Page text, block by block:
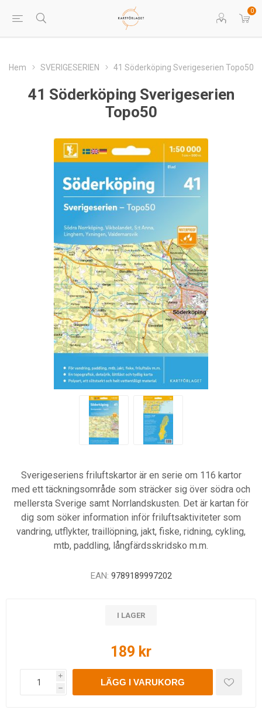
0
Hem SVERIGESERIEN 41 Söderköping Sverigeserien Topo50
41 Söderköping Sverigeserien
Topo50
Sverigeseriens friluftskartor är en serie om 116 kartor
med ett täckningsområde som sträcker sig över södra och
mellersta Sverige samt Norrlandskusten. Det är kartan för
dig som söker information inför friluftsaktiviteter som
vandring, utflykter, traillöpning, jakt, fiske, ridning, cykling,
mtb, paddling, långfärdsskridsko m.m.
EAN: 9789189997202
I LAGER
189 kr
i
h
LÄGG I VARUKORG